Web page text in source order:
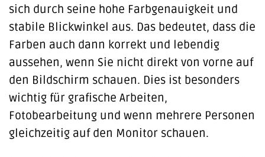
sich durch seine hohe Farbgenauigkeit und
stabile Blickwinkel aus. Das bedeutet, dass die
Farben auch dann korrekt und lebendig
aussehen, wenn Sie nicht direkt von vorne auf
den Bildschirm schauen. Dies ist besonders
wichtig für grafische Arbeiten,
Fotobearbeitung und wenn mehrere Personen
gleichzeitig auf den Monitor schauen.